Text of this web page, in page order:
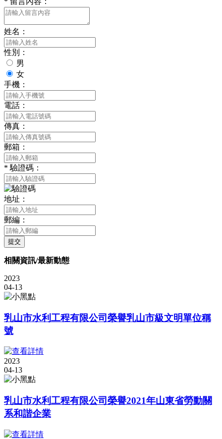
姓名：
性別：
男
女
手機：
電話：
傳真：
郵箱：
* 驗證碼：
地址：
郵編：
提交
相關資訊/最新動態
2023
04-13
乳山市水利工程有限公司榮譽乳山市級文明單位稱
號
2023
04-13
乳山市水利工程有限公司榮譽2021年山東省勞動關
系和諧企業